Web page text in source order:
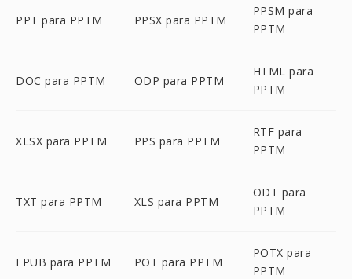
PPT para PPTM PPSX para PPTM
PPSM para
PPTM
DOC para PPTM ODP para PPTM
HTML para
PPTM
XLSX para PPTM PPS para PPTM
RTF para
PPTM
TXT para PPTM XLS para PPTM
ODT para
PPTM
EPUB para PPTM POT para PPTM
POTX para
PPTM